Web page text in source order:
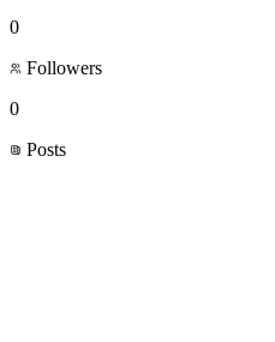
0
Followers
0
Posts